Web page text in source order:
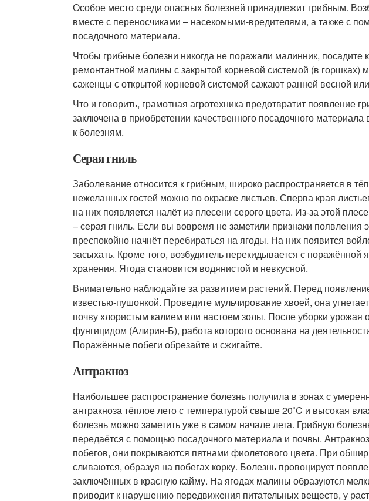
Особое место среди опасных болезней принадлежит грибным.
вместе с переносчиками – насекомыми-вредителями, а также с
посадочного материала.
Чтобы грибные болезни никогда не поражали малинник,
ремонтантной малины с закрытой корневой системой (в горшках)
саженцы с открытой корневой системой сажают ранней весной
Что и говорить, грамотная агротехника предотвратит появление
заключена в приобретении качественного посадочного
к болезням.
Серая гниль
Заболевание относится к грибным, широко распространяется в
нежеланных гостей можно по окраске листьев. Сперва края
на них появляется налёт из плесени серого цвета. Из-за этой
– серая гниль. Если вы вовремя не заметили признаки появления
преспокойно начнёт перебираться на ягоды. На них появится
засыхать. Кроме того, возбудитель перекидывается с
хранения. Ягода становится водянистой и невкусной.
Внимательно наблюдайте за развитием растений. Перед
известью-пушонкой. Проведите мульчирование хвоей, она
почву хлористым калием или настоем золы. После уборки урожая
фунгицидом (Алирин-Б), работа которого основана на
Поражённые побеги обрезайте и сжигайте.
Антракноз
Наибольшее распространение болезнь получила в зонах с
антракноза тёплое лето с температурой свыше 20˚C и высокая
болезнь можно заметить уже в самом начале лета. Грибную
передаётся с помощью посадочного материала и почвы.
побегов, они покрываются пятнами фиолетового цвета. При
сливаются, образуя на побегах корку. Болезнь провоцирует
заключённых в красную кайму. На ягодах малины образуются
приводит к нарушению передвижения питательных веществ, у